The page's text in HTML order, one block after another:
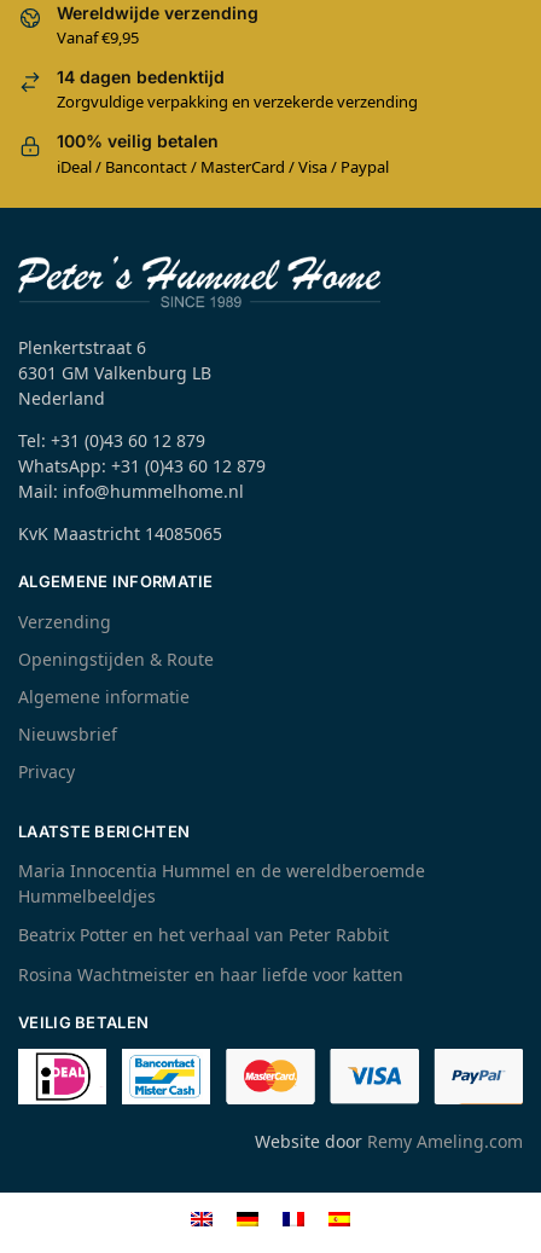
Wereldwijde verzending
Vanaf €9,95
14 dagen bedenktijd
Zorgvuldige verpakking en verzekerde verzending
100% veilig betalen
iDeal / Bancontact / MasterCard / Visa / Paypal
Plenkertstraat 6
6301 GM Valkenburg LB
Nederland
Tel: +31 (0)43 60 12 879
WhatsApp: +31 (0)43 60 12 879
Mail: info@hummelhome.nl
KvK Maastricht 14085065
ALGEMENE INFORMATIE
Verzending
Openingstijden & Route
Algemene informatie
Nieuwsbrief
Privacy
LAATSTE BERICHTEN
Maria Innocentia Hummel en de wereldberoemde
Hummelbeeldjes
Beatrix Potter en het verhaal van Peter Rabbit
Rosina Wachtmeister en haar liefde voor katten
VEILIG BETALEN
Website door Remy Ameling.com